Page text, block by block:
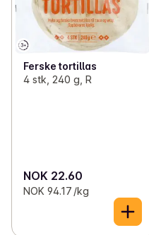
Ferske tortillas
4 stk, 240 g, R
NOK 22.60
NOK 94.17 /kg